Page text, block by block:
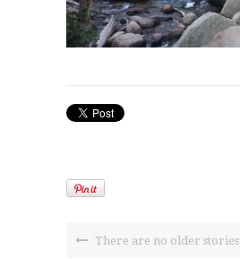
There are no older stories